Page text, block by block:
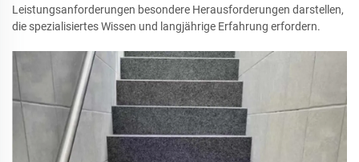
Leistungsanforderungen besondere Herausforderungen darstellen,
die spezialisiertes Wissen und langjährige Erfahrung erfordern.